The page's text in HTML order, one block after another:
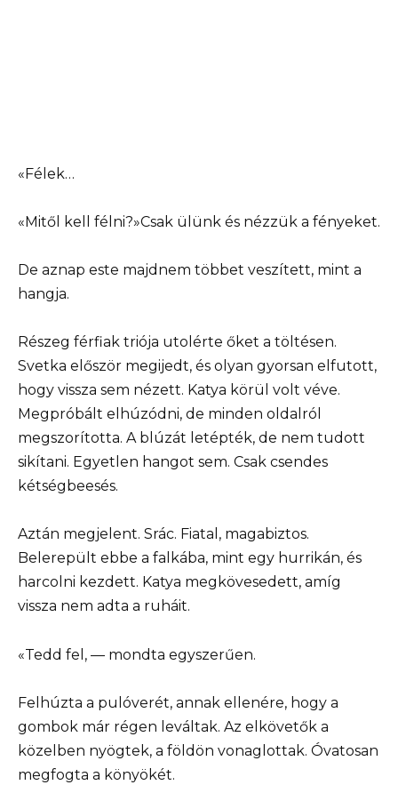
«Félek…
«Mitől kell félni?»Csak ülünk és nézzük a fényeket.
De aznap este majdnem többet veszített, mint a
hangja.
Részeg férfiak triója utolérte őket a töltésen.
Svetka először megijedt, és olyan gyorsan elfutott,
hogy vissza sem nézett. Katya körül volt véve.
Megpróbált elhúzódni, de minden oldalról
megszorította. A blúzát letépték, de nem tudott
sikítani. Egyetlen hangot sem. Csak csendes
kétségbeesés.
Aztán megjelent. Srác. Fiatal, magabiztos.
Belerepült ebbe a falkába, mint egy hurrikán, és
harcolni kezdett. Katya megkövesedett, amíg
vissza nem adta a ruháit.
«Tedd fel, — mondta egyszerűen.
Felhúzta a pulóverét, annak ellenére, hogy a
gombok már régen leváltak. Az elkövetők a
közelben nyögtek, a földön vonaglottak. Óvatosan
megfogta a könyökét.